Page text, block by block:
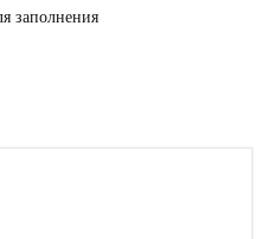
заполнения